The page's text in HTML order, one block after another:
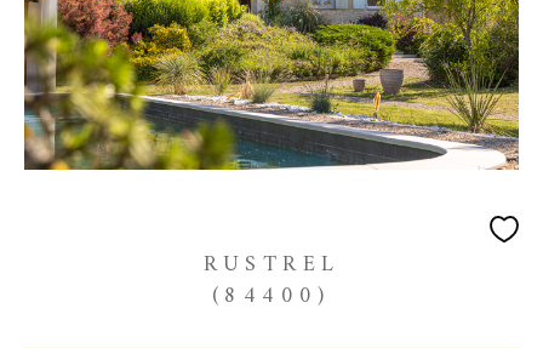
RUSTREL
(84400)